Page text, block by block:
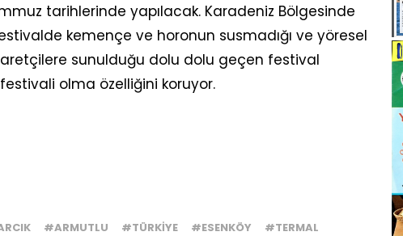
tarihlerinde yapılacak. Karadeniz Bölgesinde
kemençe ve horonun susmadığı ve yöresel
sunulduğu dolu dolu geçen festival
festivali olma özelliğini koruyor.
#ARMUTLU #TÜRKIYE #ESENKÖY #TERMAL